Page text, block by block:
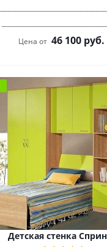
Цена от 46 100 руб.
Детская стенка